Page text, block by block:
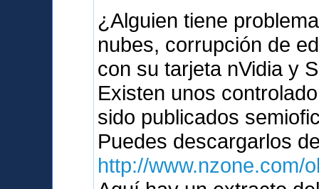
¿Alguien tiene
nubes, corrupción de
con su tarjeta nVidia y
Existen unos
sido publicados
Puedes descargarlos
http://www.nzone.com/